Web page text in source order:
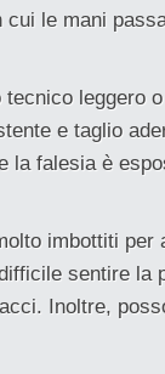
le mani
leggero
e taglio
la falesia è
imbottiti per
sentire la
Inoltre,